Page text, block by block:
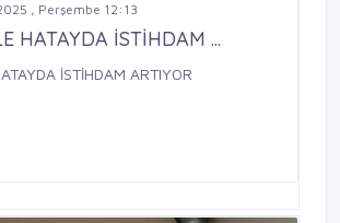
, Perşembe 12:13
HATAYDA İSTİHDAM ...
İSTİHDAM ARTIYOR